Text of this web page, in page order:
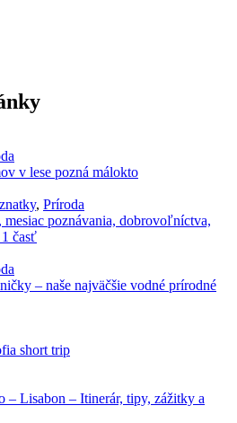
v lese pozná málokto
, Príroda
poznávania, dobrovoľníctva,
časť
– naše najväčšie vodné prírodné
short trip
– Lisabon – Itinerár, tipy, zážitky a